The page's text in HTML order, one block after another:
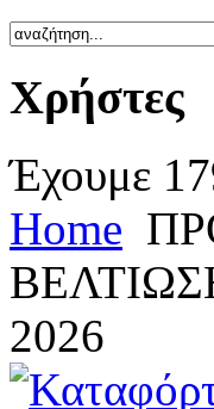
Χρήστες
Έχουμε
Home
2026